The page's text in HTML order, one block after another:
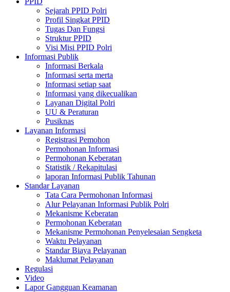
Sejarah PPID Polri
Profil Singkat PPID
Tugas Dan Fungsi
Struktur PPID
Visi Misi PPID Polri
Informasi Publik
Informasi Berkala
Informasi serta merta
Informasi setiap saat
Informasi yang dikecualikan
Layanan Digital Polri
UU & Peraturan
Pusiknas
Layanan Informasi
Registrasi Pemohon
Permohonan Informasi
Permohonan Keberatan
Statistik / Rekapitulasi
laporan Informasi Publik Tahunan
Standar Layanan
Tata Cara Permohonan Informasi
Alur Pelayanan Informasi Publik Polri
Mekanisme Keberatan
Permohonan Keberatan
Mekanisme Permohonan Penyelesaian Sengketa
Waktu Pelayanan
Standar Biaya Pelayanan
Maklumat Pelayanan
Regulasi
Video
Lapor Gangguan Keamanan